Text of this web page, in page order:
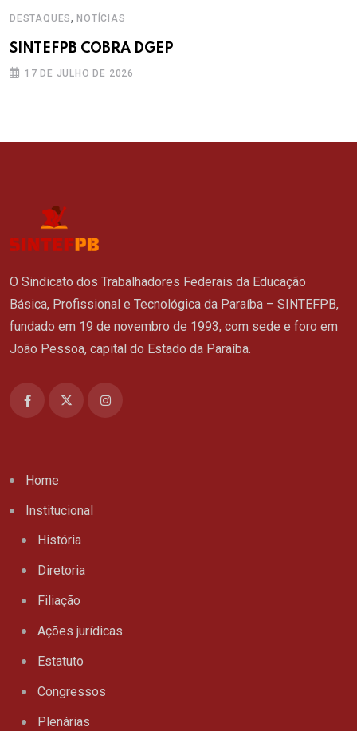
DESTAQUES,NOTÍCIAS
SINTEFPB COBRA DGEP
17 DE JULHO DE 2026
O Sindicato dos Trabalhadores Federais da Educação
Básica, Profissional e Tecnológica da Paraíba – SINTEFPB,
fundado em 19 de novembro de 1993, com sede e foro em
João Pessoa, capital do Estado da Paraíba.
Home
Institucional
História
Diretoria
Filiação
Ações jurídicas
Estatuto
Congressos
Plenárias